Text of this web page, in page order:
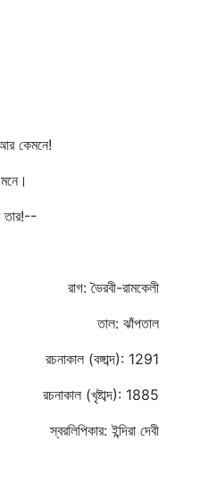
কেমনে!
তার!--
রাগ: ভৈরবী-রামকেলী
তাল: ঝাঁপতাল
রচনাকাল (বঙ্গাব্দ): 1291
রচনাকাল (খৃষ্টাব্দ): 1885
স্বরলিপিকার: ইন্দিরা দেবী